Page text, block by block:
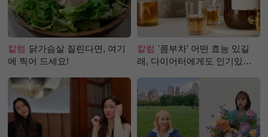
칼럼 닭가슴살 질린다면, 여기
에 찍어 드세요!
칼럼 '콤부차' 어떤 효능 있길
래, 다이어터에게도 인기있는